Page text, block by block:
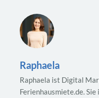
Raphaela
Raphaela ist Digital
Ferienhausmiete.de.